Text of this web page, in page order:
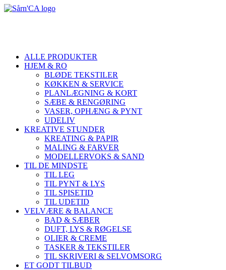
ALLE PRODUKTER
HJEM & RO
BLØDE TEKSTILER
KØKKEN & SERVICE
PLANLÆGNING & KORT
SÆBE & RENGØRING
VASER, OPHÆNG & PYNT
UDELIV
KREATIVE STUNDER
KREATING & PAPIR
MALING & FARVER
MODELLERVOKS & SAND
TIL DE MINDSTE
TIL LEG
TIL PYNT & LYS
TIL SPISETID
TIL UDETID
VELVÆRE & BALANCE
BAD & SÆBER
DUFT, LYS & RØGELSE
OLIER & CREME
TASKER & TEKSTILER
TIL SKRIVERI & SELVOMSORG
ET GODT TILBUD